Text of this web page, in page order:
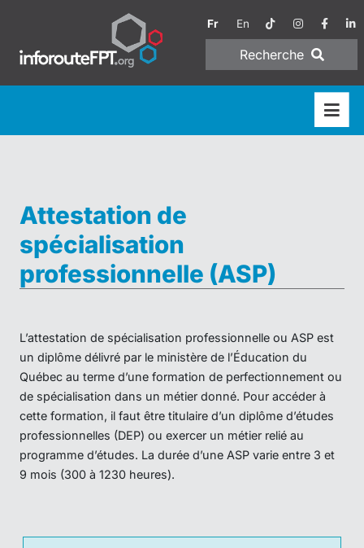
Fr En
Recherche
Attestation de
spécialisation
professionnelle (ASP)
L’attestation de spécialisation professionnelle ou ASP est
un diplôme délivré par le ministère de l’Éducation du
Québec au terme d’une formation de perfectionnement ou
de spécialisation dans un métier donné. Pour accéder à
cette formation, il faut être titulaire d’un diplôme d’études
professionnelles (DEP) ou exercer un métier relié au
programme d’études. La durée d’une ASP varie entre 3 et
9 mois (300 à 1230 heures).